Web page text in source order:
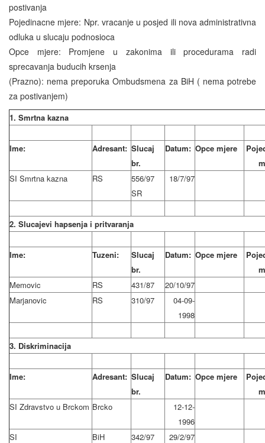
postivanja
Pojedinacne mjere: Npr. vracanje u posjed ili nova administrativna
odluka u slucaju podnosioca
Opce mjere: Promjene u zakonima ili procedurama radi
sprecavanja buducih krsenja
(Prazno): nema preporuka Ombudsmena za BiH ( nema potrebe
za postivanjem)
1. Smrtna kazna
Ime: Adresant: Slucaj
br.
Datum: Opce mjere
SI Smrtna kazna
RS
556/97
SR
18/7/97
2. Slucajevi hapsenja i pritvaranja
Ime: Tuzeni:
Slucaj
br.
Datum: Opce mjere
Memovic
RS 431/87
20/10/97
Marjanovic
RS 310/97
04-09-
1998
3. Diskriminacija
Ime: Adresant: Slucaj
br.
Datum: Opce mjere
SI Zdravstvo u Brckom Brcko
12-12-
1996
SI
BiH 342/97 29/2/97